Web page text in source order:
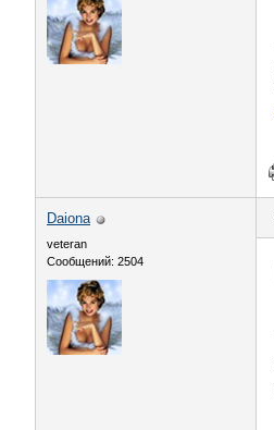
Daiona
veteran
Сообщений: 2504